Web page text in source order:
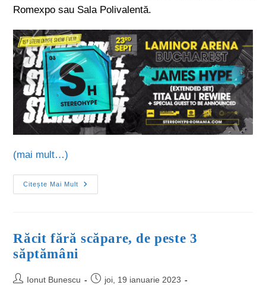
Romexpo sau Sala Polivalentă.
(mai mult…)
Citește Mai Mult
Răcit fără scăpare, de peste 3
săptămâni
Ionut Bunescu
joi, 19 ianuarie 2023